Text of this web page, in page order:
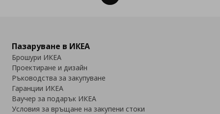
Пазаруване в ИКЕА
Брошури ИКЕА
Проектиране и дизайн
Ръководства за закупуване
Гаранции ИКЕА
Ваучер за подарък ИКЕА
Условия за връщане на закупени стоки